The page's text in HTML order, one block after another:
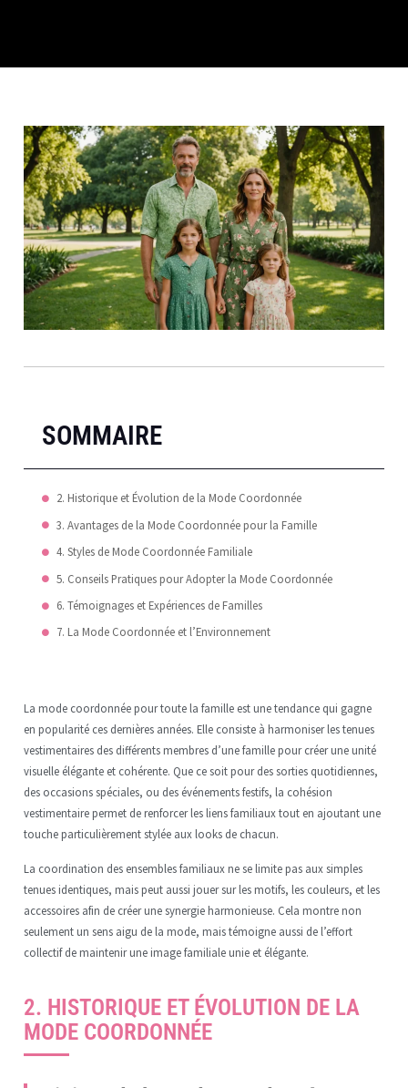
SOMMAIRE
2. Historique et Évolution de la Mode Coordonnée
3. Avantages de la Mode Coordonnée pour la Famille
4. Styles de Mode Coordonnée Familiale
5. Conseils Pratiques pour Adopter la Mode Coordonnée
6. Témoignages et Expériences de Familles
7. La Mode Coordonnée et l’Environnement
La mode coordonnée pour toute la famille est une tendance qui gagne
en popularité ces dernières années. Elle consiste à harmoniser les tenues
vestimentaires des différents membres d’une famille pour créer une unité
visuelle élégante et cohérente. Que ce soit pour des sorties quotidiennes,
des occasions spéciales, ou des événements festifs, la cohésion
vestimentaire permet de renforcer les liens familiaux tout en ajoutant une
touche particulièrement stylée aux looks de chacun.
La coordination des ensembles familiaux ne se limite pas aux simples
tenues identiques, mais peut aussi jouer sur les motifs, les couleurs, et les
accessoires afin de créer une synergie harmonieuse. Cela montre non
seulement un sens aigu de la mode, mais témoigne aussi de l’effort
collectif de maintenir une image familiale unie et élégante.
2. HISTORIQUE ET ÉVOLUTION DE LA
MODE COORDONNÉE